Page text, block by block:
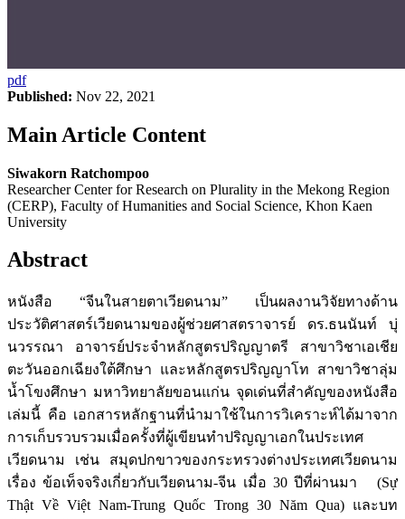
pdf
Published: Nov 22, 2021
Main Article Content
Siwakorn Ratchompoo
Researcher Center for Research on Plurality in the Mekong Region
(CERP), Faculty of Humanities and Social Science, Khon Kaen
University
Abstract
หนังสือ “จีนในสายตาเวียดนาม” เป็นผลงานวิจัยทางด้าน
ประวัติศาสตร์เวียดนามของผู้ช่วยศาสตราจารย์ ดร.ธนนันท์ บุ่
นวรรณา อาจารย์ประจำหลักสูตรปริญญาตรี สาขาวิชาเอเชีย
ตะวันออกเฉียงใต้ศึกษา และหลักสูตรปริญญาโท สาขาวิชาลุ่ม
น้ำโขงศึกษา มหาวิทยาลัยขอนแก่น จุดเด่นที่สำคัญของหนังสือ
เล่มนี้ คือ เอกสารหลักฐานที่นำมาใช้ในการวิเคราะห์ได้มาจาก
การเก็บรวบรวมเมื่อครั้งที่ผู้เขียนทำปริญญาเอกในประเทศ
เวียดนาม เช่น สมุดปกขาวของกระทรวงต่างประเทศเวียดนาม
เรื่อง ข้อเท็จจริงเกี่ยวกับเวียดนาม-จีน เมื่อ 30 ปีที่ผ่านมา (Sự
Thật Về Việt Nam-Trung Quốc Trong 30 Năm Qua) และบท